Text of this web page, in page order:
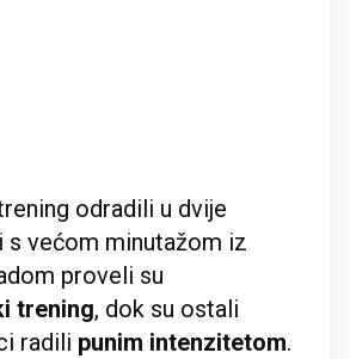
odradili u dvije
s većom minutažom iz
proveli su
trening, dok su ostali
radili punim intenzitetom.